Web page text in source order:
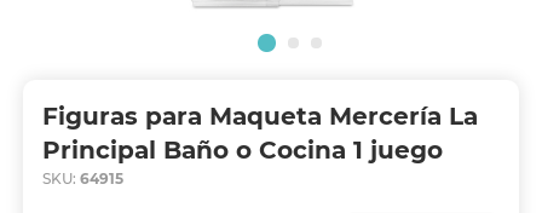
Figuras para Maqueta Mercería La
Principal Baño o Cocina 1 juego
SKU: 64915